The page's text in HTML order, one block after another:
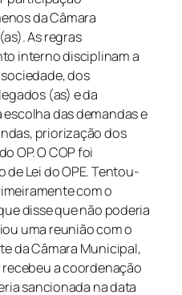
da Câmara
As regras
interno disciplinam a
dos
(as) e da
das demandas e
priorização dos
OP.O COP foi
Lei do OPE. Tentou-
com o
disse que não poderia
uma reunião com o
da Câmara Municipal,
a coordenação
sancionada na data